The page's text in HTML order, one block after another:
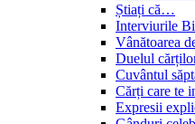
Știați că…
Interviurile
Vânătoarea
Duelul
Cuvântul
Cărți care te
Expresii